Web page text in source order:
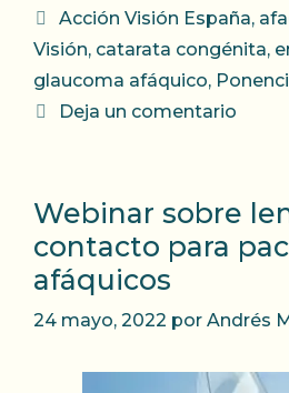
Etiquetas
Acción Visión España,
Visión, catarata congénita,
glaucoma afáquico,
Deja un comentario
Webinar sobre
contacto para
afáquicos
24 mayo, 2022 por Andrés